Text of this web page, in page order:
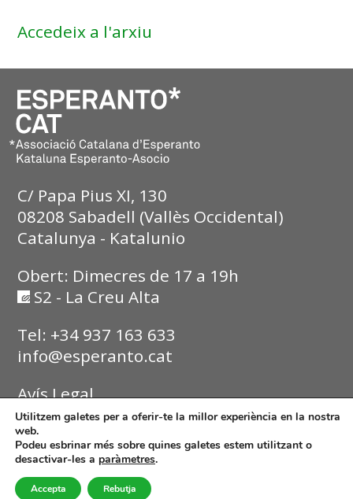
Accedeix a l'arxiu
C/ Papa Pius XI, 130
08208 Sabadell (Vallès Occidental)
Catalunya - Katalunio
Obert: Dimecres de 17 a 19h
S2 - La Creu Alta
Tel: +34 937 163 633
info@esperanto.cat
Avís Legal
Política de Privadesa
Política de Cookies
Utilitzem galetes per a oferir-te la millor experiència en la nostra
web.
Podeu esbrinar més sobre quines galetes estem utilitzant o
desactivar-les a paràmetres.
Accepta Rebutja